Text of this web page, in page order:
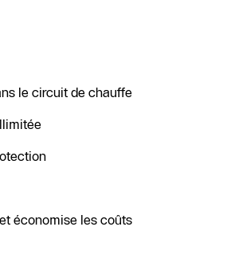
le circuit de chauffe
économise les coûts